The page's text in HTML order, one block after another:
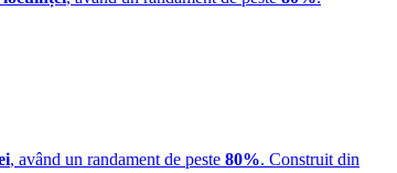
, având un randament de peste 80%. Construit din